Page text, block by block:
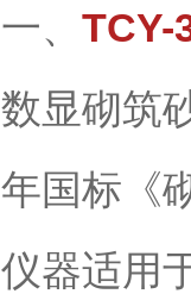
一、 TCY-
数显砌筑
年国标《
仪器适用